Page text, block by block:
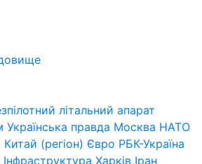
літальний апарат
Українська правда Москва НАТО
Китай (регіон) Євро РБК-Україна
Інфраструктура Харків Іран